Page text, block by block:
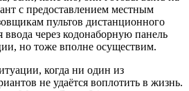
с предоставлением местным
пультов дистанционного
ввода через кодонаборную панель
но тоже вполне осуществим.
когда ни один из
не удаётся воплотить в жизнь.